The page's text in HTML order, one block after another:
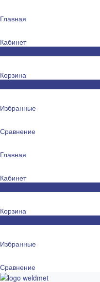
Главная
Кабинет
Корзина
Избранные
Сравнение
Главная
Кабинет
Корзина
Избранные
Сравнение